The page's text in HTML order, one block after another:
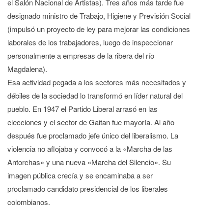
el Salón Nacional de Artistas). Tres años más tarde fue
designado ministro de Trabajo, Higiene y Previsión Social
(impulsó un proyecto de ley para mejorar las condiciones
laborales de los trabajadores, luego de inspeccionar
personalmente a empresas de la ribera del río
Magdalena).
Esa actividad pegada a los sectores más necesitados y
débiles de la sociedad lo transformó en líder natural del
pueblo. En 1947 el Partido Liberal arrasó en las
elecciones y el sector de Gaitan fue mayoría. Al año
después fue proclamado jefe único del liberalismo. La
violencia no aflojaba y convocó a la «Marcha de las
Antorchas» y una nueva «Marcha del Silencio». Su
imagen pública crecía y se encaminaba a ser
proclamado candidato presidencial de los liberales
colombianos.